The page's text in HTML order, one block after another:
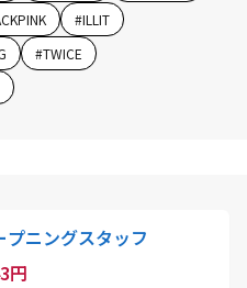
#ILLIT
#TWICE
ニングスタッフ
円